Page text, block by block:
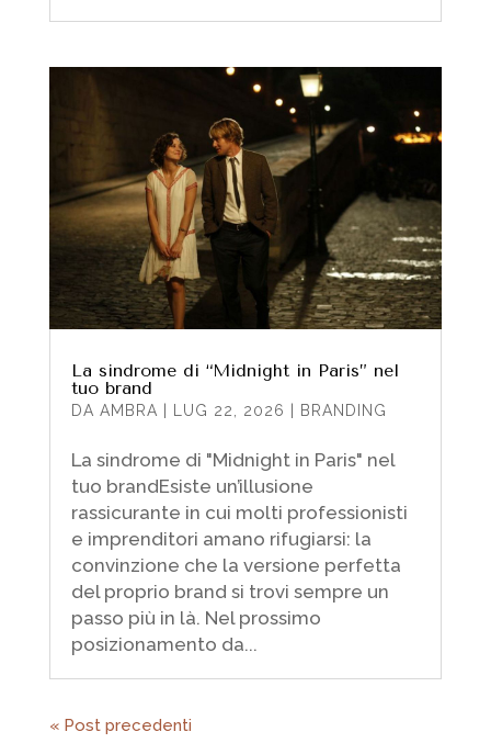
La sindrome di “Midnight in Paris” nel
tuo brand
DA AMBRA LUG 22, 2026 BRANDING
La sindrome di "Midnight in Paris" nel
tuo brandEsiste un’illusione
rassicurante in cui molti professionisti
e imprenditori amano rifugiarsi: la
convinzione che la versione perfetta
del proprio brand si trovi sempre un
passo più in là. Nel prossimo
posizionamento da...
« Post precedenti